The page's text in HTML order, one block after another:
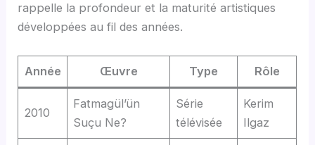
rappelle la profondeur et la maturité artistiques
développées au fil des années.
Année Œuvre Type Rôle
2010
Fatmagül’ün
Suçu Ne?
Série
télévisée
Kerim
Ilgaz